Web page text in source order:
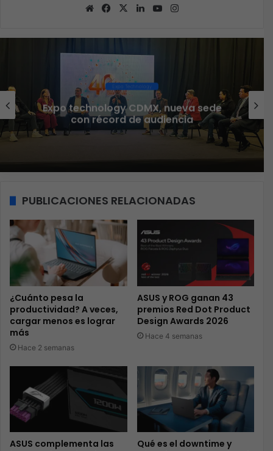
Sitio
Facebook
X LinkedInYouTube
Expo Technology
Expo technology CDMX, nueva sede
con récord de audiencia
PUBLICACIONES RELACIONADAS
¿Cuánto pesa la
productividad? A veces,
cargar menos es lograr
más
Hace 2 semanas
ASUS y ROG ganan 43
premios Red Dot Product
Design Awards 2026
Hace 4 semanas
ASUS complementa las
Qué es el downtime y